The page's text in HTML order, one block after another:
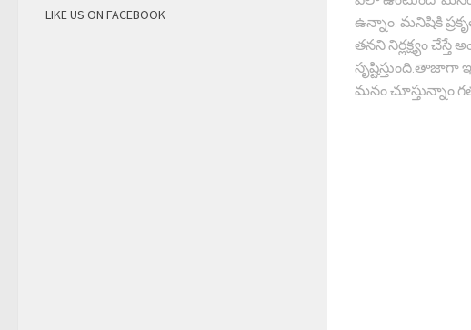
ఉన్నాం. మనిషికి
తనని నిర్లక్ష్యం చేస్తే
సృష్టిస్తుంది.తాజాగా
మనం
LIKE US ON FACEBOOK